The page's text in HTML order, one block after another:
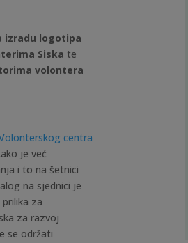
izradu logotipa
Siska te
volontera
centra
je već
i to na šetnici
na sjednici je
za
za razvoj
se održati